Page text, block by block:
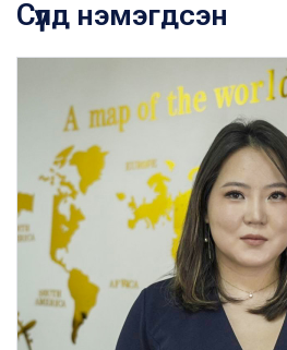
Сүүлд нэмэгдсэн